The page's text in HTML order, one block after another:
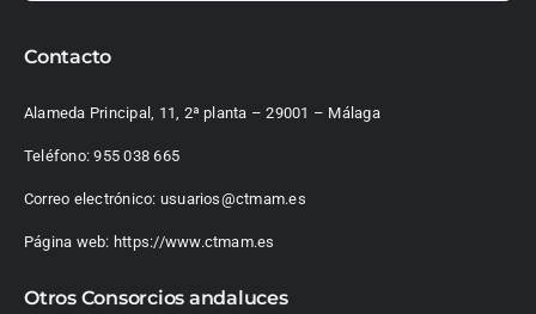
Contacto
Alameda Principal, 11, 2ª planta – 29001 – Málaga
Teléfono:955 038 665
Correo electrónico: usuarios@ctmam.es
Página web: https://www.ctmam.es
Otros Consorcios andaluces